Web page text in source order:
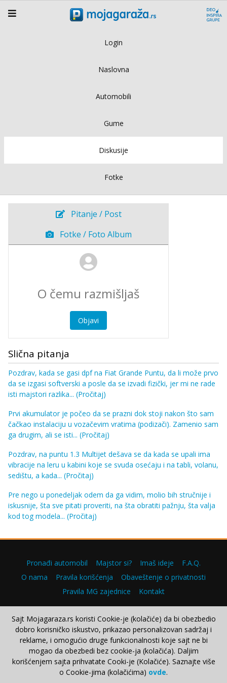
Login
Naslovna
Automobili
Gume
Diskusije
Fotke
Pitanje / Post
Fotke / Foto Album
Objavi
Slična pitanja
Pozdrav, kada se gasi dpf na Fiat Grande Puntu, da li može prvo
da se izgasi softverski a posle da se izvadi fizički, jer mi ne rade
isti majstori razlika... (Pročitaj)
Prvi akumulator je počeo da se prazni dok stoji nakon što sam
čačkao instalaciju u vozačevim vratima (podizači). Zamenio sam
ga drugim, ali se isti... (Pročitaj)
Pozdrav, na puntu 1.3 Multijet dešava se da kada se upali ima
vibracije na leru u kabini koje se svuda osećaju i na tabli, volanu,
sedištu, a kada... (Pročitaj)
Pre nego u ponedeljak odem da ga vidim, molio bih stručnije i
iskusnije, šta sve pitati proveriti, na šta obratiti pažnju, šta valja
kod tog modela... (Pročitaj)
Pronađi automobil Majstor si? Imaš ideje
F.A.Q.
O nama
Pravila korišćenja
Obaveštenje o privatnosti
Pravila MG zajednice
Kontakt
Copyright © 2000–2026.
Sajt Mojagaraza.rs koristi Cookie-je (kolačiće) da bi obezbedio
dobro korisničko iskustvo, prikazao personalizovan sadržaj i
reklame, i omogućio druge funkcionalnosti koje sajt ne bi
mogao da obezbedi bez cookie-ja (kolačića). Daljim
korišćenjem sajta prihvatate Cooki-je (Kolačiće). Saznajte više
o Cookie-jima (kolačićima) ovde.